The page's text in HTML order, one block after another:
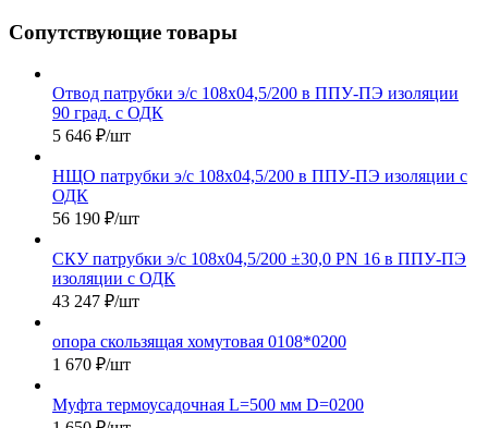
Сопутствующие товары
Отвод патрубки э/с 108х04,5/200 в ППУ-ПЭ изоляции
90 град. с ОДК
5 646 ₽/шт
НЩО патрубки э/с 108х04,5/200 в ППУ-ПЭ изоляции с
ОДК
56 190 ₽/шт
СКУ патрубки э/с 108х04,5/200 ±30,0 PN 16 в ППУ-ПЭ
изоляции с ОДК
43 247 ₽/шт
опора скользящая хомутовая 0108*0200
1 670 ₽/шт
Муфта термоусадочная L=500 мм D=0200